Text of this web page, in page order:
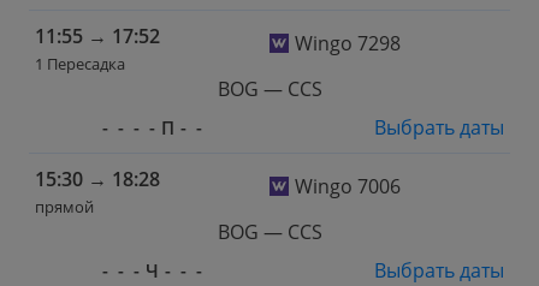
11:55 → 17:52
1 Пересадка
Wingo 7298
BOG — CCS
- - - - П - -
Выбрать даты
15:30 → 18:28
прямой
Wingo 7006
BOG — CCS
- - - Ч - - -
Выбрать даты